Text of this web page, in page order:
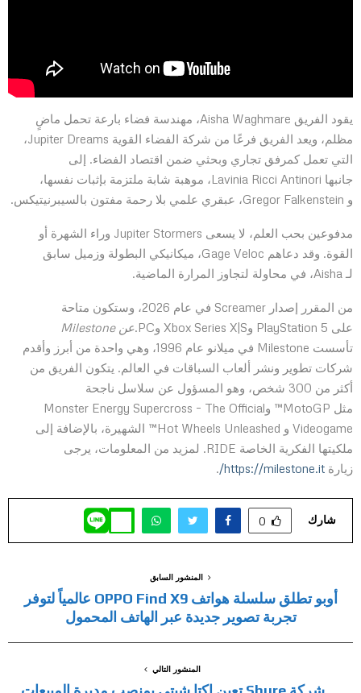
يقود الفريق Aisha Waghmare، مهندسة فضاء بارعة تحمل ماضٍ
مظلم، ويعد الفريق فرعًا من شركة الفضاء القوية Jupiter Dreams،
التي تعمل كمرفق تجاري وبحثي ضمن اقتصاد الفضاء. إلى
جانبها Lavinia Ricci Antinori، موهبة شابة ملتزمة بإثبات نفسها،
و Gregor Falkenstein، عبقري علمي بلا رحمة مفتون بالسيبرنيتيكس.
مدفوعين بحب العلم، لا يسعى Jupiter Stormers وراء الشهرة أو
القوة. وقد دعاهم Gage Veloc، ميكانيكي البطولة وزميل سابق
لـ Aisha، في محاولة لتجاوز المرارة الماضية.
من المقرر إصدار Screamer في عام 2026، وستكون متاحة
على PlayStation 5 وXbox Series X|S وPC.
عن Milestone
تأسست Milestone في ميلانو عام 1996، وهي واحدة من أبرز وأقدم
شركات تطوير ونشر ألعاب السباقات في العالم. يتكون الفريق من
أكثر من 300 شخص، وهو المسؤول عن سلاسل ناجحة
مثل MotoGP™ وMonster Energy Supercross – The Official
Videogame و Hot Wheels Unleashed™ الشهيرة، بالإضافة إلى
ملكيتها الفكرية الخاصة RIDE. لمزيد من المعلومات، يرجى
زيارة
.
شارك 0
المنشور السابق
أوبو تطلق سلسلة هواتف OPPO Find X9 عالمياً لتوفر
تجربة تصوير جديدة عبر الهاتف المحمول
المنشور التالي